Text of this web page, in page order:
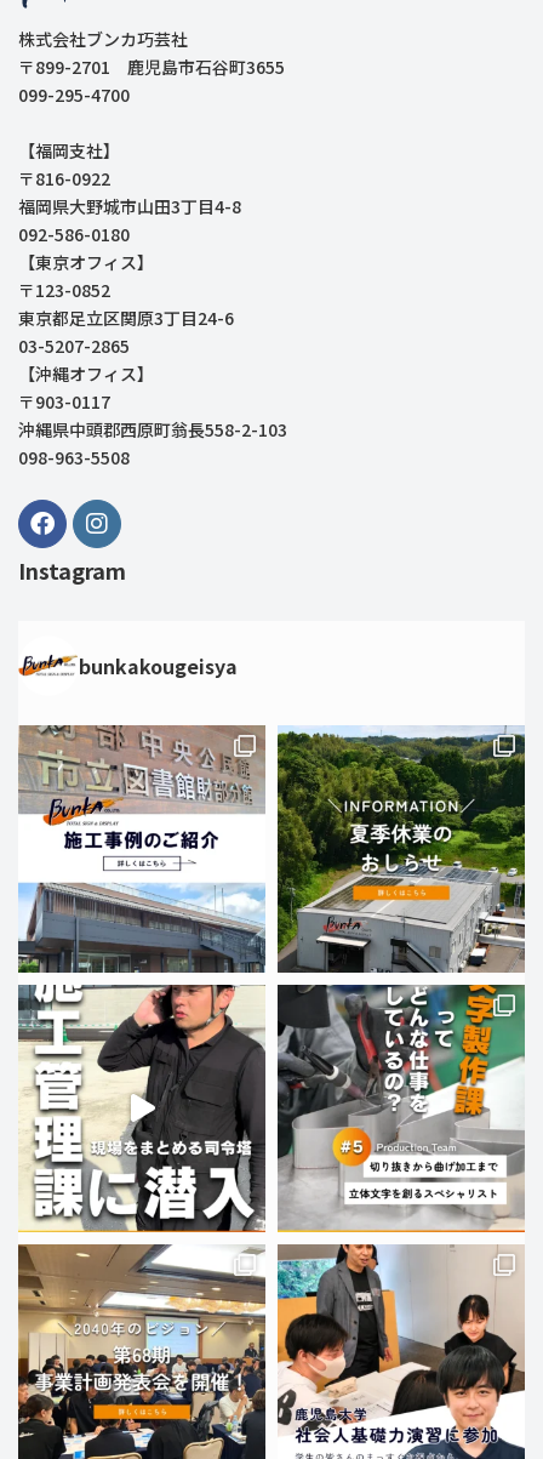
株式会社ブンカ巧芸社
〒899-2701 鹿児島市石谷町3655
099-295-4700
【福岡支社】
〒816-0922
福岡県大野城市山田3丁目4-8
092-586-0180
【東京オフィス】
〒123-0852
東京都足立区関原3丁目24-6
03-5207-2865
【沖縄オフィス】
〒903-0117
沖縄県中頭郡西原町翁長558-2-103
098-963-5508
Instagram
bunkakougeisya